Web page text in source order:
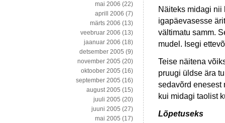
Näiteks midagi nii
igapäevasesse
vältimatu samm.
mudel. Isegi
Teise näitena
pruugi üldse ära
sedavõrd enesest
kui midagi taolist
Lõpetuseks
mai 2006 (22)
aprill 2006 (7)
märts 2006 (13)
veebruar 2006 (13)
jaanuar 2006 (18)
detsember 2005 (9)
november 2005 (20)
oktoober 2005 (16)
september 2005 (16)
august 2005 (15)
juuli 2005 (20)
juuni 2005 (27)
mai 2005 (17)